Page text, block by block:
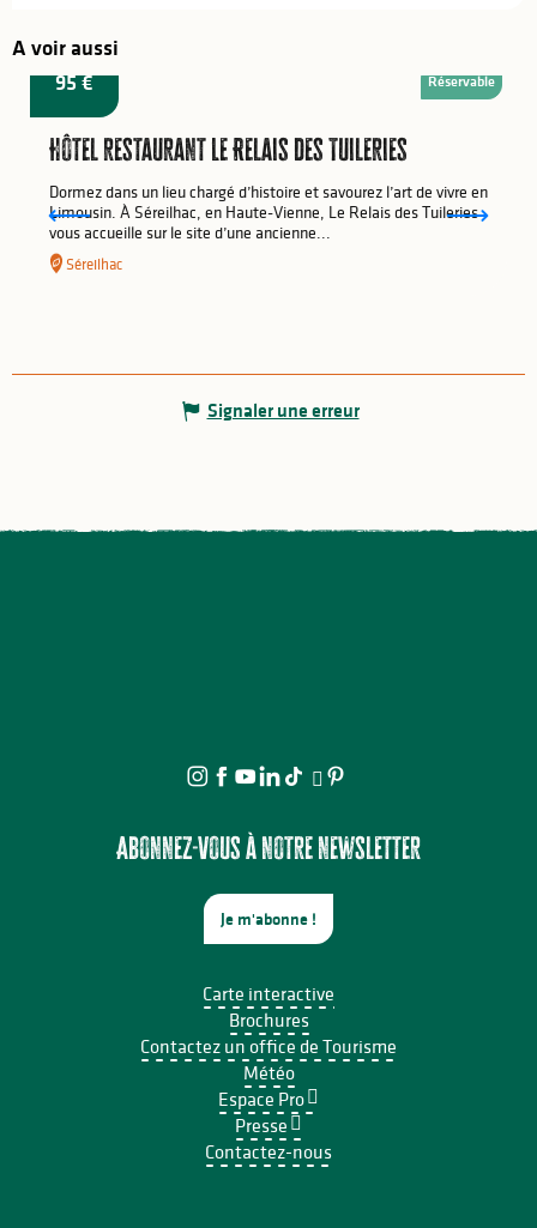
A voir aussi
à partir de
95€
Hôtel restaurant Le Relais des Tuileries
Dormez dans un lieu chargé d’histoire et savourez l’art de vivre en
Limousin. À Séreilhac, en Haute-Vienne, Le Relais des Tuileries
vous accueille sur le site d’une ancienne...
Séreilhac
Réservable
Signaler une erreur
Abonnez-vous à notre newsletter
Je m'abonne !
Carte interactive
Brochures
Contactez un office de Tourisme
Météo
Espace Pro
Presse
Contactez-nous